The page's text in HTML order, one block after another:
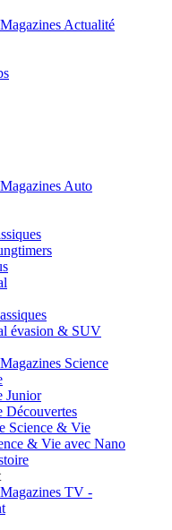
Actualité
Auto
évasion & SUV
Science
Junior
Découvertes
Science & Vie
& Vie avec Nano
TV -